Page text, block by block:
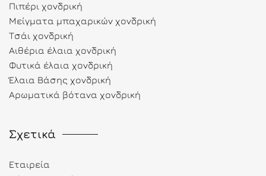
Πιπέρι χονδρική
Μείγματα μπαχαρικών χονδρική
Τσάι χονδρική
Αιθέρια έλαια χονδρική
Φυτικά έλαια χονδρική
Έλαια Βάσης χονδρική
Αρωματικά βότανα χονδρική
Σχετικά
Εταιρεία